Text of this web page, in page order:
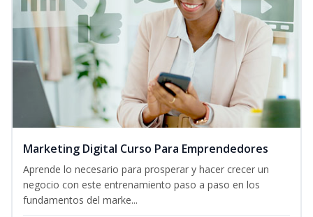
Marketing Digital Curso Para Emprendedores
Aprende lo necesario para prosperar y hacer crecer un
negocio con este entrenamiento paso a paso en los
fundamentos del marke...